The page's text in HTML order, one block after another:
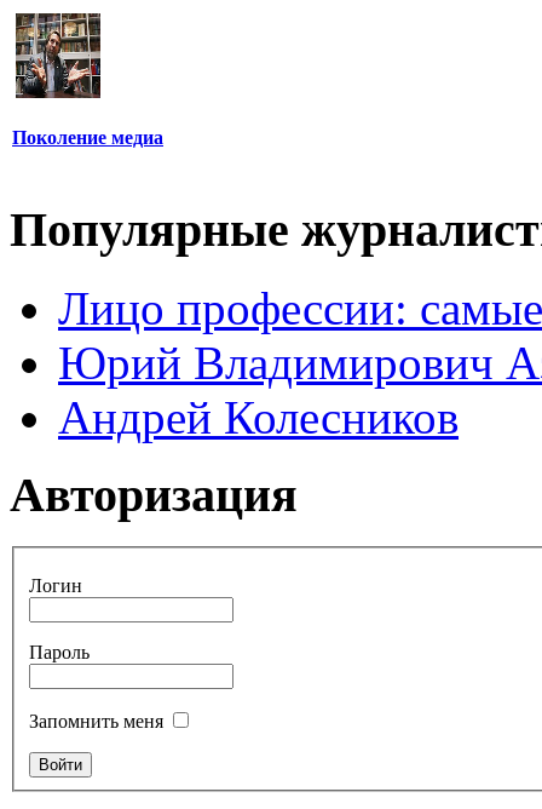
Поколение медиа
Популярные
Лицо профессии:
Юрий Владимирович
Андрей Колесников
Авторизация
Логин
Пароль
Запомнить меня